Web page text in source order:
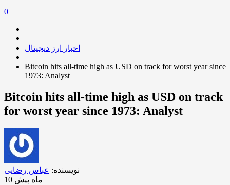
0
اخبار ارز دیجیتال
Bitcoin hits all-time high as USD on track for worst year since
1973: Analyst
Bitcoin hits all-time high as USD on track
for worst year since 1973: Analyst
نویسنده: عباس رضایی
10 ماه پیش